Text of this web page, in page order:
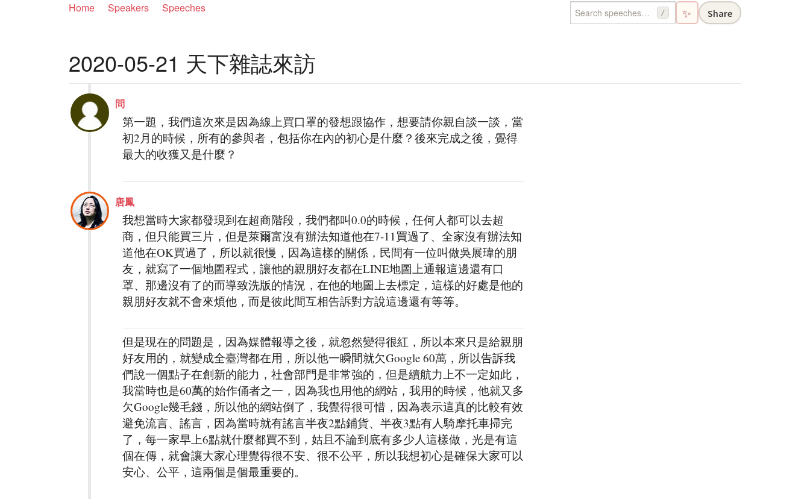
Home Speakers Speeches / ✨ Share
2020-05-21 天下雜誌來訪
問
第一題，我們這次來是因為線上買口罩的發想跟協作，想要請你親自談一談，當
初2月的時候，所有的參與者，包括你在內的初心是什麼？後來完成之後，覺得
最大的收獲又是什麼？
唐鳳
我想當時大家都發現到在超商階段，我們都叫0.0的時候，任何人都可以去超
商，但只能買三片，但是萊爾富沒有辦法知道他在7-11買過了、全家沒有辦法知
道他在OK買過了，所以就很慢，因為這樣的關係，民間有一位叫做吳展瑋的朋
友，就寫了一個地圖程式，讓他的親朋好友都在LINE地圖上通報這邊還有口
罩、那邊沒有了的而導致洗版的情況，在他的地圖上去標定，這樣的好處是他的
親朋好友就不會來煩他，而是彼此間互相告訴對方說這邊還有等等。
但是現在的問題是，因為媒體報導之後，就忽然變得很紅，所以本來只是給親朋
好友用的，就變成全臺灣都在用，所以他一瞬間就欠Google 60萬，所以告訴我
們說一個點子在創新的能力，社會部門是非常強的，但是續航力上不一定如此，
我當時也是60萬的始作俑者之一，因為我也用他的網站，我用的時候，他就又多
欠Google幾毛錢，所以他的網站倒了，我覺得很可惜，因為表示這真的比較有效
避免流言、謠言，因為當時就有謠言半夜2點鋪貨、半夜3點有人騎摩托車掃完
了，每一家早上6點就什麼都買不到，姑且不論到底有多少人這樣做，光是有這
個在傳，就會讓大家心理覺得很不安、很不公平，所以我想初心是確保大家可以
安心、公平，這兩個是個最重要的。